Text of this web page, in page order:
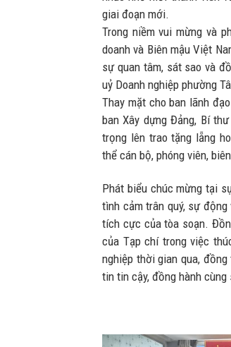
giai đoạn mới.
Trong niềm vui mừng và
doanh và Biên mậu Việt
sự quan tâm, sát sao và
uỷ Doanh nghiệp phường
Thay mặt cho ban lãnh
ban Xây dựng Đảng, Bí
trọng lên trao tặng lẵng
thể cán bộ, phóng viên,
Phát biểu chúc mừng tại
tình cảm trân quý, sự
tích cực của tòa soạn.
của Tạp chí trong việc
nghiệp thời gian qua,
tin tin cậy, đồng hành